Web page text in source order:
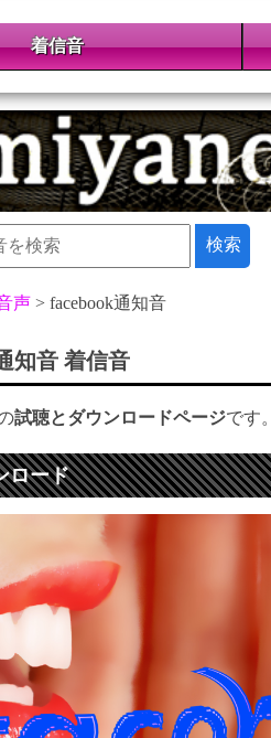
着信音
声 facebook通知音
知音 着信音
試聴とダウンロードページです。
ロード